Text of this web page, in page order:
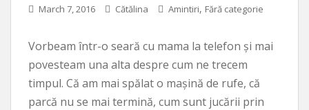
March 7, 2016 Cătălina Amintiri, Fără categorie
Vorbeam într-o seară cu mama la telefon și mai
povesteam una alta despre cum ne trecem
timpul. Că am mai spălat o mașină de rufe, că
parcă nu se mai termină, cum sunt jucării prin